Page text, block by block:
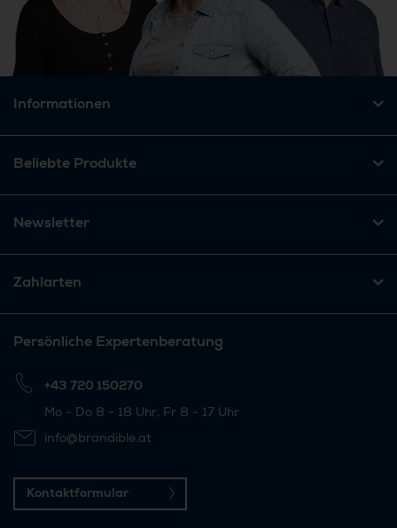
Informationen
Beliebte Produkte
Newsletter
Zahlarten
Persönliche Expertenberatung
+43 720 150270
Mo - Do 8 - 18 Uhr, Fr 8 - 17 Uhr
info@brandible.at
Kontaktformular